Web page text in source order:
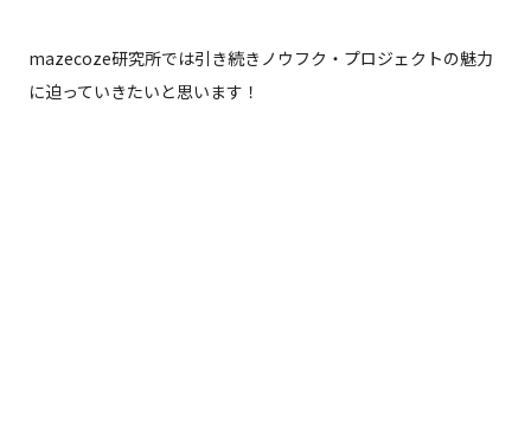
mazecoze研究所では引き続きノウフク・プロジェクトの魅力
に迫っていきたいと思います！